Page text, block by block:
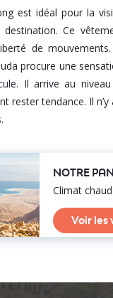
est idéal pour la
Ce
de
procure une
Il arrive au
rester tendance. Il
NOTRE
Climat
Voir les